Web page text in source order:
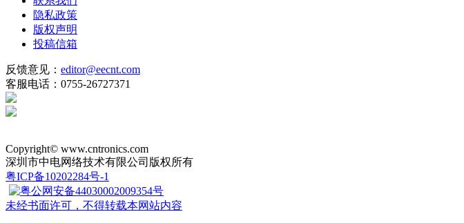
隐私政策
版权声明
投稿信箱
反馈意见： editor@eecnt.com
客服电话：0755-26727371
Copyright© www.cntronics.com
深圳市中电网络技术有限公司版权所有
粤ICP备10202284号-1
粤公网安备44030002009354号
未经书面许可，不得转载本网站内容